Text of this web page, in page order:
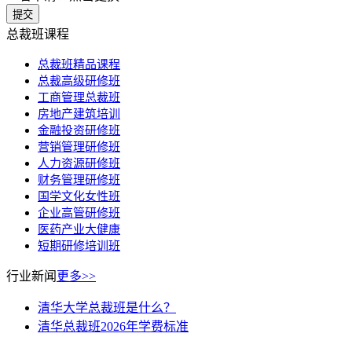
提交
总裁班课程
总裁班精品课程
总裁高级研修班
工商管理总裁班
房地产建筑培训
金融投资研修班
营销管理研修班
人力资源研修班
财务管理研修班
国学文化女性班
企业高管研修班
医药产业大健康
短期研修培训班
行业新闻 更多>>
清华大学总裁班是什么？
清华总裁班2026年学费标准